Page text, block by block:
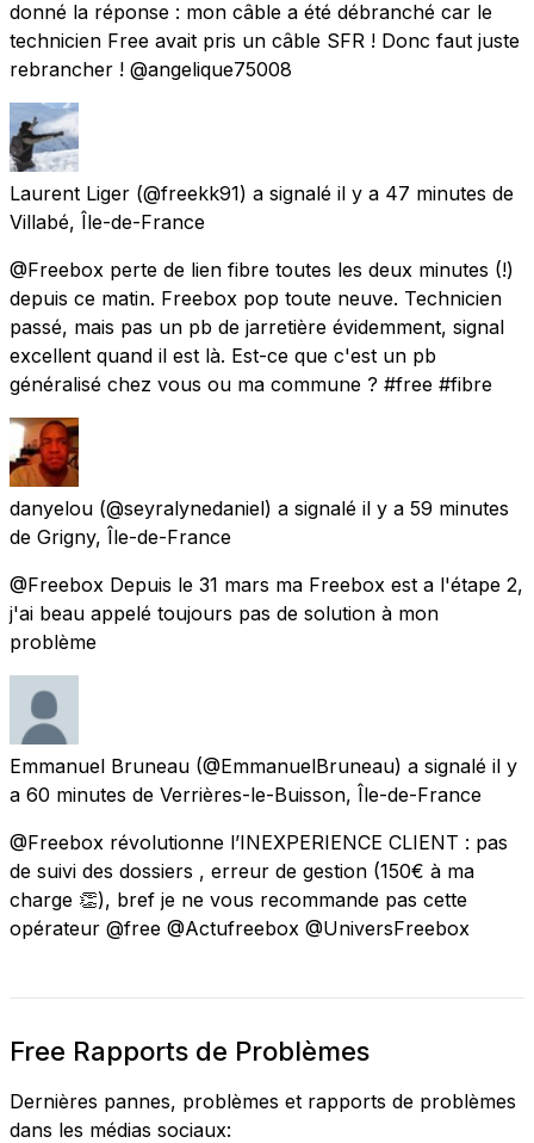
donné la réponse : mon câble a été débranché car le
technicien Free avait pris un câble SFR ! Donc faut juste
rebrancher ! @angelique75008
Laurent Liger (@freekk91) a signalé il y a 47 minutes de
Villabé, Île-de-France
@Freebox perte de lien fibre toutes les deux minutes (!)
depuis ce matin. Freebox pop toute neuve. Technicien
passé, mais pas un pb de jarretière évidemment, signal
excellent quand il est là. Est-ce que c'est un pb
généralisé chez vous ou ma commune ? #free #fibre
danyelou (@seyralynedaniel) a signalé il y a 59 minutes
de Grigny, Île-de-France
@Freebox Depuis le 31 mars ma Freebox est a l'étape 2,
j'ai beau appelé toujours pas de solution à mon
problème
Emmanuel Bruneau (@EmmanuelBruneau) a signalé il y
a 60 minutes de Verrières-le-Buisson, Île-de-France
@Freebox révolutionne l’INEXPERIENCE CLIENT : pas
de suivi des dossiers , erreur de gestion (150€ à ma
charge 👏), bref je ne vous recommande pas cette
opérateur @free @Actufreebox @UniversFreebox
Free Rapports de Problèmes
Dernières pannes, problèmes et rapports de problèmes
dans les médias sociaux: